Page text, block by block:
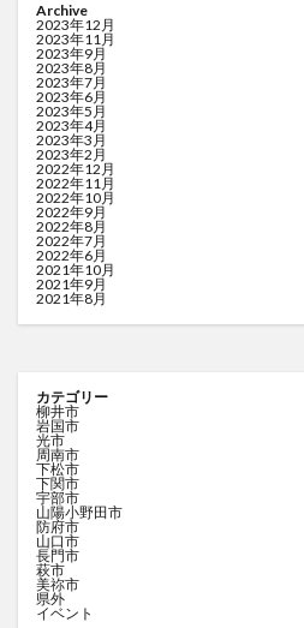
Archive
2023年12月
2023年11月
2023年9月
2023年8月
2023年7月
2023年6月
2023年5月
2023年4月
2023年3月
2023年2月
2022年12月
2022年11月
2022年10月
2022年9月
2022年8月
2022年7月
2022年6月
2021年10月
2021年9月
2021年8月
カテゴリー
柳井市
岩国市
光市
周南市
下松市
下関市
宇部市
山陽小野田市
防府市
山口市
長門市
萩市
美祢市
県外
イベント